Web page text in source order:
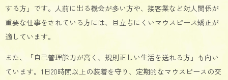
する方」です。人前に出る機会が多い方や、接客業など対人関係が
重要な仕事をされている方には、目立ちにくいマウスピース矯正が
適しています。
また、「自己管理能力が高く、規則正しい生活を送れる方」も向い
ています。1日20時間以上の装着を守り、定期的なマウスピースの交